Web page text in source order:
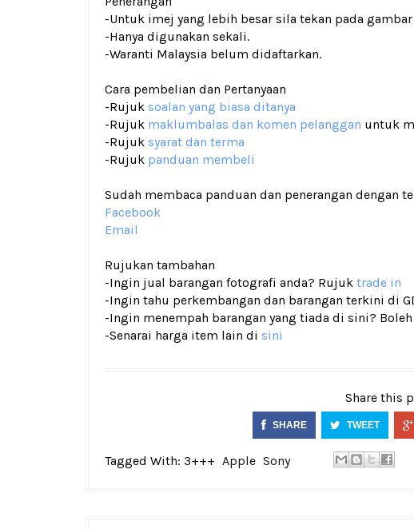
-Untuk imej yang lebih besar sila tekan pada
-Hanya digunakan sekali.
-Waranti Malaysia belum didaftarkan.
Cara pembelian dan Pertanyaan
-Rujuk soalan yang biasa ditanya
-Rujuk maklumbalas dan komen pelanggan untuk
-Rujuk syarat dan terma
-Rujuk panduan membeli
Sudah membaca panduan dan penerangan dengan
Facebook
Email
Rujukan tambahan
-Ingin jual barangan fotografi anda? Rujuk trade in
-Ingin tahu perkembangan dan barangan terkini di
-Ingin menempah barangan yang tiada di sini?
-Senarai harga item lain di sini
Share this
SHARE TWEET
Tagged With: 3+++ Apple Sony